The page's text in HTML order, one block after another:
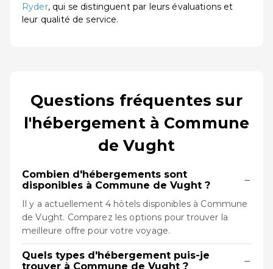
Ryder, qui se distinguent par leurs évaluations et
leur qualité de service.
Questions fréquentes sur
l'hébergement à Commune
de Vught
Combien d'hébergements sont
disponibles à Commune de Vught ?
−
Il y a actuellement 4 hôtels disponibles à Commune
de Vught. Comparez les options pour trouver la
meilleure offre pour votre voyage.
Quels types d'hébergement puis-je
trouver à Commune de Vught ?
−